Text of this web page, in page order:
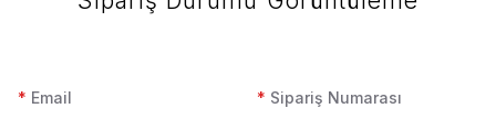
* Email * Sipariş Numarası